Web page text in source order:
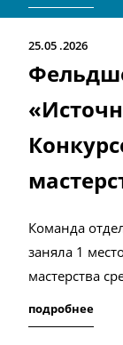
25.05 2026
Команда
заняла 1
мастерства
подробнее